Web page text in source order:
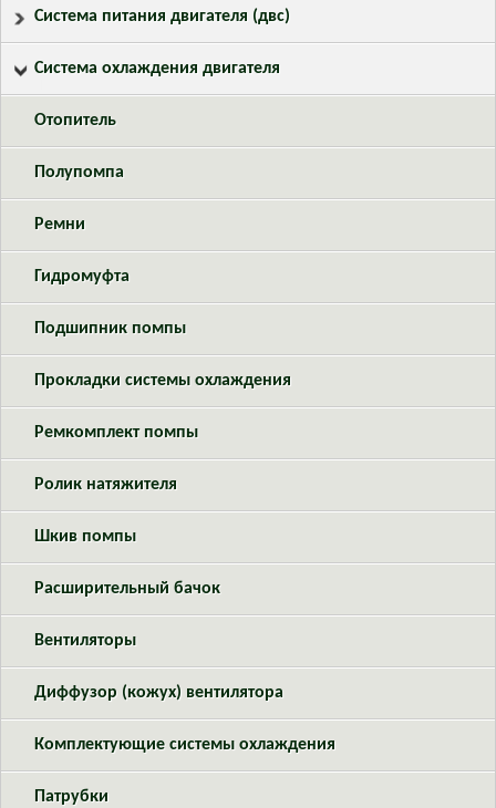
Система питания двигателя (двс)
Система охлаждения двигателя
Отопитель
Полупомпа
Ремни
Гидромуфта
Подшипник помпы
Прокладки системы охлаждения
Ремкомплект помпы
Ролик натяжителя
Шкив помпы
Расширительный бачок
Вентиляторы
Диффузор (кожух) вентилятора
Комплектующие системы охлаждения
Патрубки